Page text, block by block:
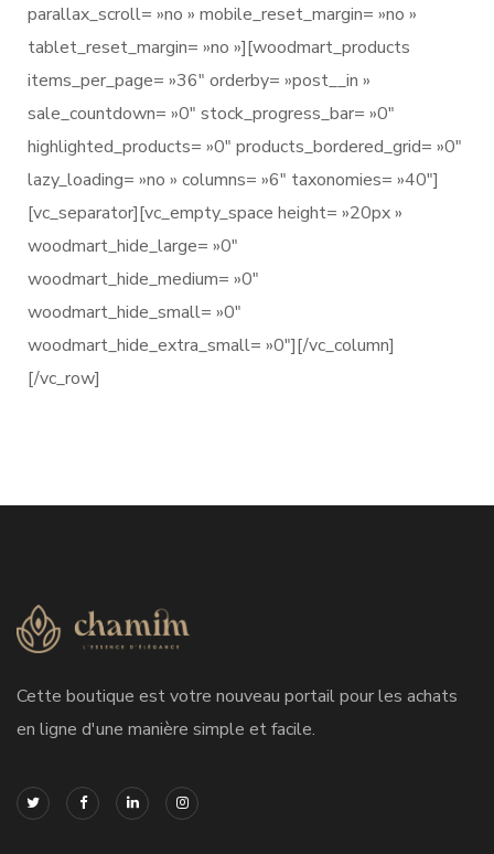
parallax_scroll= »no » mobile_reset_margin= »no »
tablet_reset_margin= »no »][woodmart_products
items_per_page= »36″ orderby= »post__in »
sale_countdown= »0″ stock_progress_bar= »0″
highlighted_products= »0″ products_bordered_grid= »0″
lazy_loading= »no » columns= »6″ taxonomies= »40″]
[vc_separator][vc_empty_space height= »20px »
woodmart_hide_large= »0″
woodmart_hide_medium= »0″
woodmart_hide_small= »0″
woodmart_hide_extra_small= »0″][/vc_column]
[/vc_row]
Cette boutique est votre nouveau portail pour les achats
en ligne d'une manière simple et facile.